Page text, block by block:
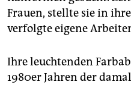
Frauen, stellte sie in
verfolgte eigene
Ihre leuchtenden
1980er Jahren der